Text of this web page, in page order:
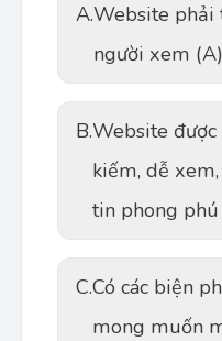
A.Website phải
người xem (A)
B.Website
kiếm, dễ
tin phong phú
C.Có các biện
mong muốn